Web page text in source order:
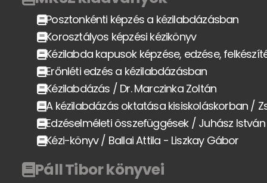
Posztonkénti képzés a kézilabdázásban
Korosztályos képzési kézikönyv
Kézilabda kapusok képzése, edzése,
Erőnléti edzés a kézilabdázásban
Kézilabdázás / Dr. Marczinka Zoltán
A kézilabdázás oktatása kisiskoláskorban /
Edzéselméleti összefüggések / Juhász István
Kézi-könyv / Ballai Attila - Liszkay Gábor
Páll Tibor könyvei